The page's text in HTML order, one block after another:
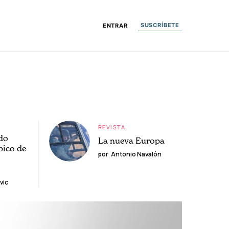
ENTRAR SUSCRÍBETE
de
REVISTA
La nueva Europa
por Antonio Navalón